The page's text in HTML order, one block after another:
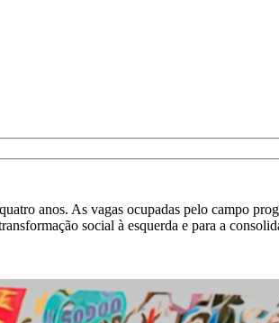
anos. As vagas ocupadas pelo campo
social à esquerda e para a